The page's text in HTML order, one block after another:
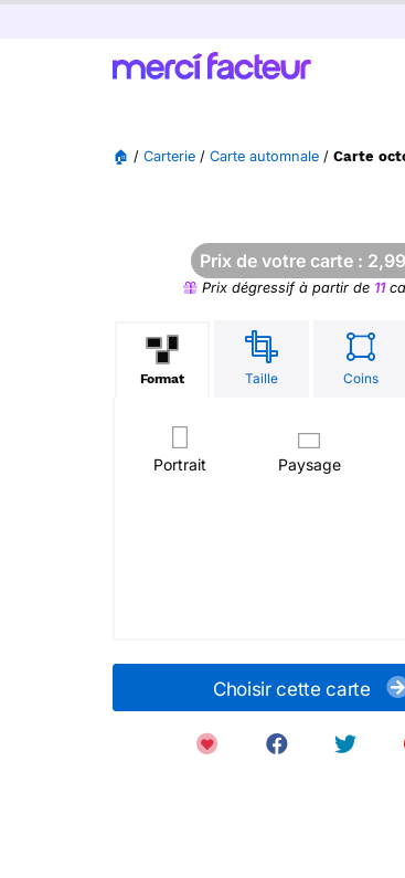
🏠 / Carterie / Carte automnale / Carte
Prix de votre carte : 2,99
Prix dégressif à partir de 11
Format Taille Coins
Portrait Paysage
Choisir cette carte